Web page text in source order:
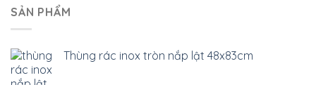
SẢN PHẨM
Thùng rác inox tròn nắp lật 48x83cm